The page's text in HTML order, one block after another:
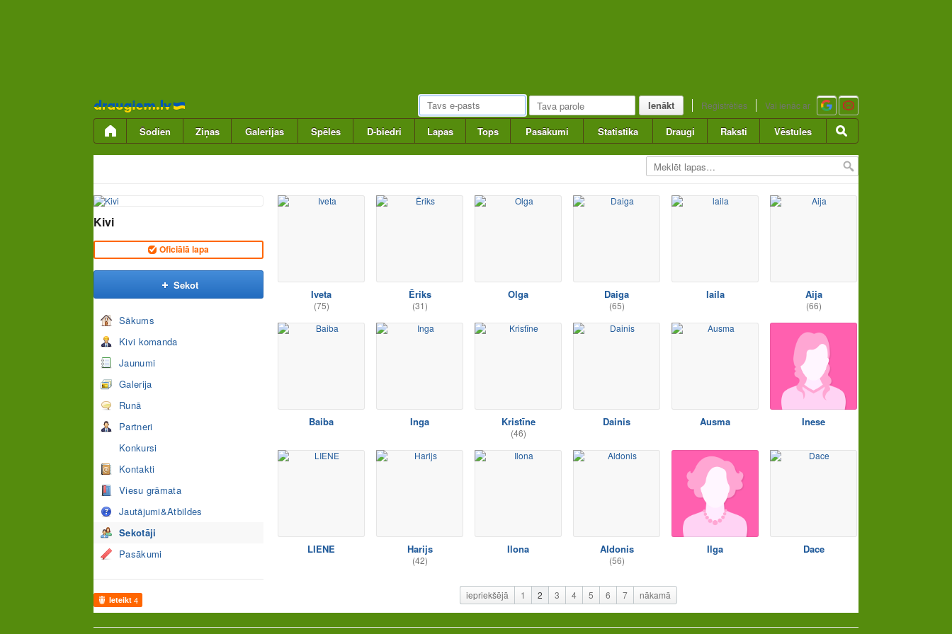
Pāriet
uz
saturu
Ienākt Reģistrēties Vai ienāc ar
Šodien Ziņas Galerijas Spēles D-biedri Lapas Tops Pasākumi Statistika Draugi Raksti Vēstules
Kivi
Oficiālā lapa
Sekot
Sākums
Kivi komanda
Jaunumi
Galerija
Runā
Partneri
Konkursi
Kontakti
Viesu grāmata
Jautājumi&Atbildes
Sekotāji
Pasākumi
Ieteikt 4
Iveta
(75)
Ēriks
(31)
Olga Daiga
(65)
laila Aija
(66)
Baiba Inga Kristīne
(46)
Dainis Ausma Inese
LIENE Harijs
(42)
Ilona Aldonis
(56)
Ilga Dace
iepriekšējā 1 2 3 4 5 6 7 nākamā